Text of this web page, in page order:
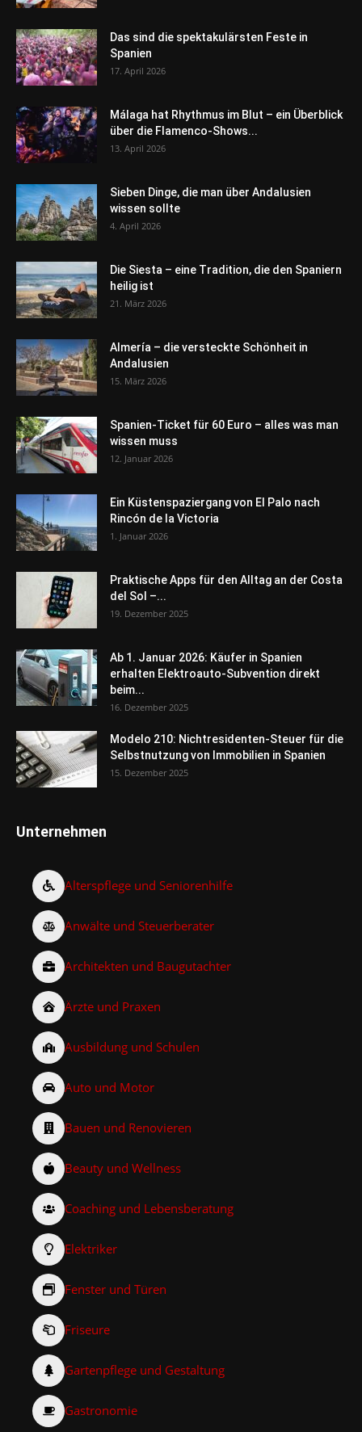
Das sind die spektakulärsten Feste in
Spanien
17. April 2026
Málaga hat Rhythmus im Blut – ein Überblick
über die Flamenco-Shows...
13. April 2026
Sieben Dinge, die man über Andalusien
wissen sollte
4. April 2026
Die Siesta – eine Tradition, die den Spaniern
heilig ist
21. März 2026
Almería – die versteckte Schönheit in
Andalusien
15. März 2026
Spanien-Ticket für 60 Euro – alles was man
wissen muss
12. Januar 2026
Ein Küstenspaziergang von El Palo nach
Rincón de la Victoria
1. Januar 2026
Praktische Apps für den Alltag an der Costa
del Sol –...
19. Dezember 2025
Ab 1. Januar 2026: Käufer in Spanien
erhalten Elektroauto-Subvention direkt
beim...
16. Dezember 2025
Modelo 210: Nichtresidenten-Steuer für die
Selbstnutzung von Immobilien in Spanien
15. Dezember 2025
Unternehmen
Alterspflege und Seniorenhilfe
Anwälte und Steuerberater
Architekten und Baugutachter
Ärzte und Praxen
Ausbildung und Schulen
Auto und Motor
Bauen und Renovieren
Beauty und Wellness
Coaching und Lebensberatung
Elektriker
Fenster und Türen
Friseure
Gartenpflege und Gestaltung
Gastronomie